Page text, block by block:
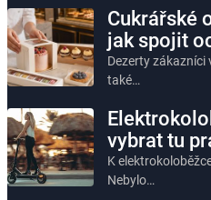
Cukrářské
jak spojit
Dezerty zákazníci
také…
vybrat tu
K
Nebylo…